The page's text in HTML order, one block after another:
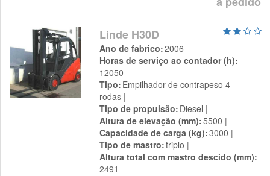
Linde H30D
Ano de fabrico 2006
Horas de serviço ao contador (h)
12050
Tipo Empilhador de contrapeso 4
rodas
Tipo de propulsão Diesel
Altura de elevação (mm) 5500
Capacidade de carga (kg) 3000
Tipo de mastro triplo
Altura total com mastro descido (mm)
2491